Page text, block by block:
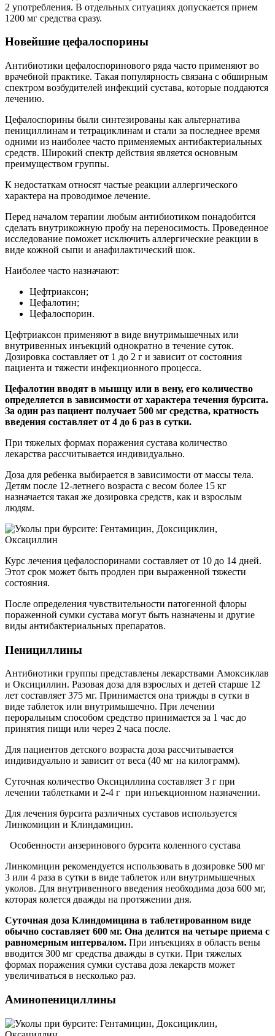
2 употребления. В отдельных ситуациях допускается прием
1200 мг средства сразу.
Новейшие цефалоспорины
Антибиотики цефалоспоринового ряда часто применяют во
врачебной практике. Такая популярность связана с обширным
спектром возбудителей инфекций сустава, которые поддаются
лечению.
Цефалоспорины были синтезированы как альтернатива
пенициллинам и тетрациклинам и стали за последнее время
одними из наиболее часто применяемых антибактериальных
средств. Широкий спектр действия является основным
преимуществом группы.
К недостаткам относят частые реакции аллергического
характера на проводимое лечение.
Перед началом терапии любым антибиотиком понадобится
сделать внутрикожную пробу на переносимость. Проведенное
исследование поможет исключить аллергические реакции в
виде кожной сыпи и анафилактический шок.
Наиболее часто назначают:
Цефтриаксон;
Цефалотин;
Цефалоспорин.
Цефтриаксон применяют в виде внутримышечных или
внутривенных инъекций однократно в течение суток.
Дозировка составляет от 1 до 2 г и зависит от состояния
пациента и тяжести инфекционного процесса.
Цефалотин вводят в мышцу или в вену, его количество
определяется в зависимости от характера течения бурсита.
За один раз пациент получает 500 мг средства, кратность
введения составляет от 4 до 6 раз в сутки.
При тяжелых формах поражения сустава количество
лекарства рассчитывается индивидуально.
Доза для ребенка выбирается в зависимости от массы тела.
Детям после 12-летнего возраста с весом более 15 кг
назначается такая же дозировка средств, как и взрослым
людям.
Курс лечения цефалоспоринами составляет от 10 до 14 дней.
Этот срок может быть продлен при выраженной тяжести
состояния.
После определения чувствительности патогенной флоры
пораженной сумки сустава могут быть назначены и другие
виды антибактериальных препаратов.
Пенициллины
Антибиотики группы представлены лекарствами Амоксиклав
и Оксициллин. Разовая доза для взрослых и детей старше 12
лет составляет 375 мг. Принимается она трижды в сутки в
виде таблеток или внутримышечно. При лечении
пероральным способом средство принимается за 1 час до
принятия пищи или через 2 часа после.
Для пациентов детского возраста доза рассчитывается
индивидуально и зависит от веса (40 мг на килограмм).
Суточная количество Оксициллина составляет 3 г при
лечении таблетками и 2-4 г при инъекционном назначении.
Для лечения бурсита различных суставов используется
Линкомицин и Клиндамицин.
Особенности анзеринового бурсита коленного сустава
Линкомицин рекомендуется использовать в дозировке 500 мг
3 или 4 раза в сутки в виде таблеток или внутримышечных
уколов. Для внутривенного введения необходима доза 600 мг,
которая колется дважды на протяжении дня.
Суточная доза Клиндомицина в таблетированном виде
обычно составляет 600 мг. Она делится на четыре приема с
равномерным интервалом. При инъекциях в область вены
вводится 300 мг средства дважды в сутки. При тяжелых
формах поражения сумки сустава доза лекарств может
увеличиваться в несколько раз.
Аминопенициллины